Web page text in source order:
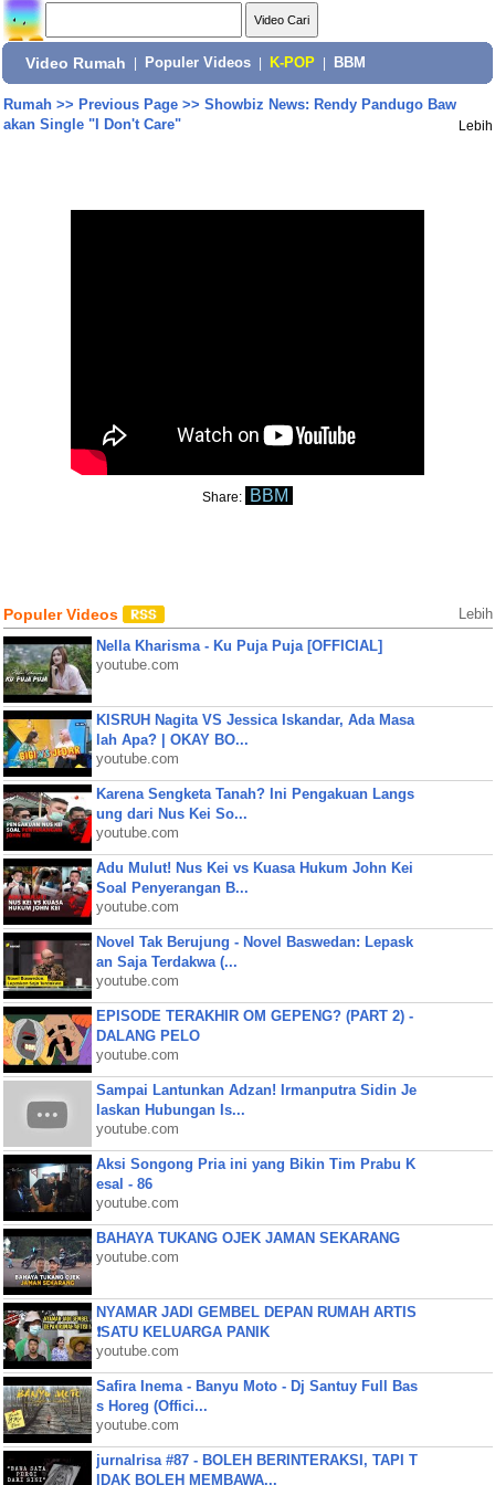
Video Rumah Populer Videos K-POP BBM
Rumah>> Previous Page>> Showbiz News: Rendy Pandugo Baw
akan Single "I Don't Care"
Lebih
Share: BBM
Populer Videos Lebih
Nella Kharisma - Ku Puja Puja [OFFICIAL]
youtube.com
KISRUH Nagita VS Jessica Iskandar, Ada Masa
lah Apa? | OKAY BO...
youtube.com
Karena Sengketa Tanah? Ini Pengakuan Langs
ung dari Nus Kei So...
youtube.com
Adu Mulut! Nus Kei vs Kuasa Hukum John Kei
Soal Penyerangan B...
youtube.com
Novel Tak Berujung - Novel Baswedan: Lepask
an Saja Terdakwa (...
youtube.com
EPISODE TERAKHIR OM GEPENG? (PART 2) -
DALANG PELO
youtube.com
Sampai Lantunkan Adzan! Irmanputra Sidin Je
laskan Hubungan Is...
youtube.com
Aksi Songong Pria ini yang Bikin Tim Prabu K
esal - 86
youtube.com
BAHAYA TUKANG OJEK JAMAN SEKARANG
youtube.com
NYAMAR JADI GEMBEL DEPAN RUMAH ARTIS
❗SATU KELUARGA PANIK
youtube.com
Safira Inema - Banyu Moto - Dj Santuy Full Bas
s Horeg (Offici...
youtube.com
jurnalrisa #87 - BOLEH BERINTERAKSI, TAPI T
IDAK BOLEH MEMBAWA...